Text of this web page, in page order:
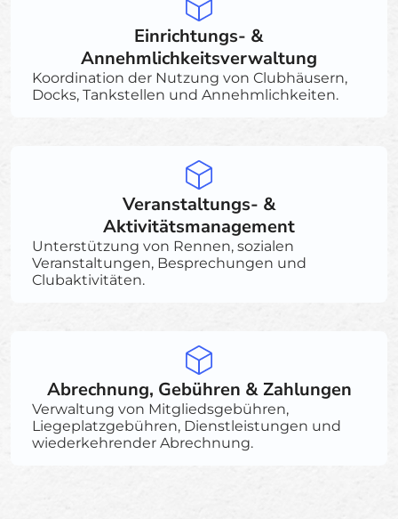
Einrichtungs- &
Annehmlichkeitsverwaltung
Koordination der Nutzung von Clubhäusern,
Docks, Tankstellen und Annehmlichkeiten.
Veranstaltungs- &
Aktivitätsmanagement
Unterstützung von Rennen, sozialen
Veranstaltungen, Besprechungen und
Clubaktivitäten.
Abrechnung, Gebühren & Zahlungen
Verwaltung von Mitgliedsgebühren,
Liegeplatzgebühren, Dienstleistungen und
wiederkehrender Abrechnung.